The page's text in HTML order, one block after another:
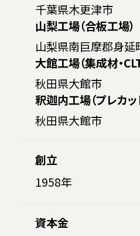
千葉県木更津市
山梨工場（合板工場）
山梨県南巨摩郡身延
大館工場（集成材・
秋田県大館市
釈迦内工場（プレカッ
秋田県大館市
創立
1958年
資本金